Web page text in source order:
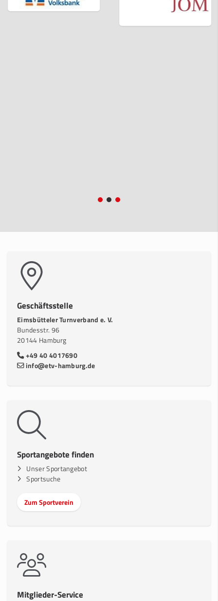
Geschäftsstelle
Eimsbütteler Turnverband e. V.
Bundesstr. 96
20144 Hamburg
+49 40 4017690
info@etv-hamburg.de
Sportangebote finden
Unser Sportangebot
Sportsuche
Zum Sportverein
Mitglieder-Service